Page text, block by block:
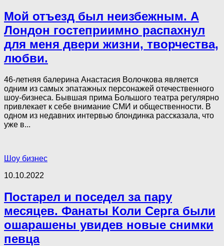
Мой отъезд был неизбежным. А
Лондон гостеприимно распахнул
для меня двери жизни, творчества,
любви.
46-летняя балерина Анастасия Волочкова является
одним из самых эпатажных персонажей отечественного
шоу-бизнеса. Бывшая прима Большого театра регулярно
привлекает к себе внимание СМИ и общественности. В
одном из недавних интервью блондинка рассказала, что
уже в...
Шоу бизнес
10.10.2022
Постарел и поседел за пару
месяцев. Фанаты Коли Серга были
ошарашены увидев новые снимки
певца